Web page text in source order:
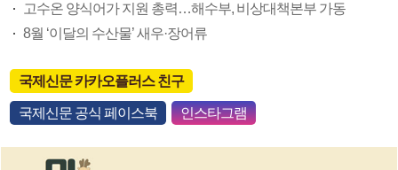
고수온 양식어가 지원 총력…해수부, 비상대책본부 가동
8월 ‘이달의 수산물’ 새우·장어류
국제신문 카카오플러스 친구
국제신문 공식 페이스북 인스타그램